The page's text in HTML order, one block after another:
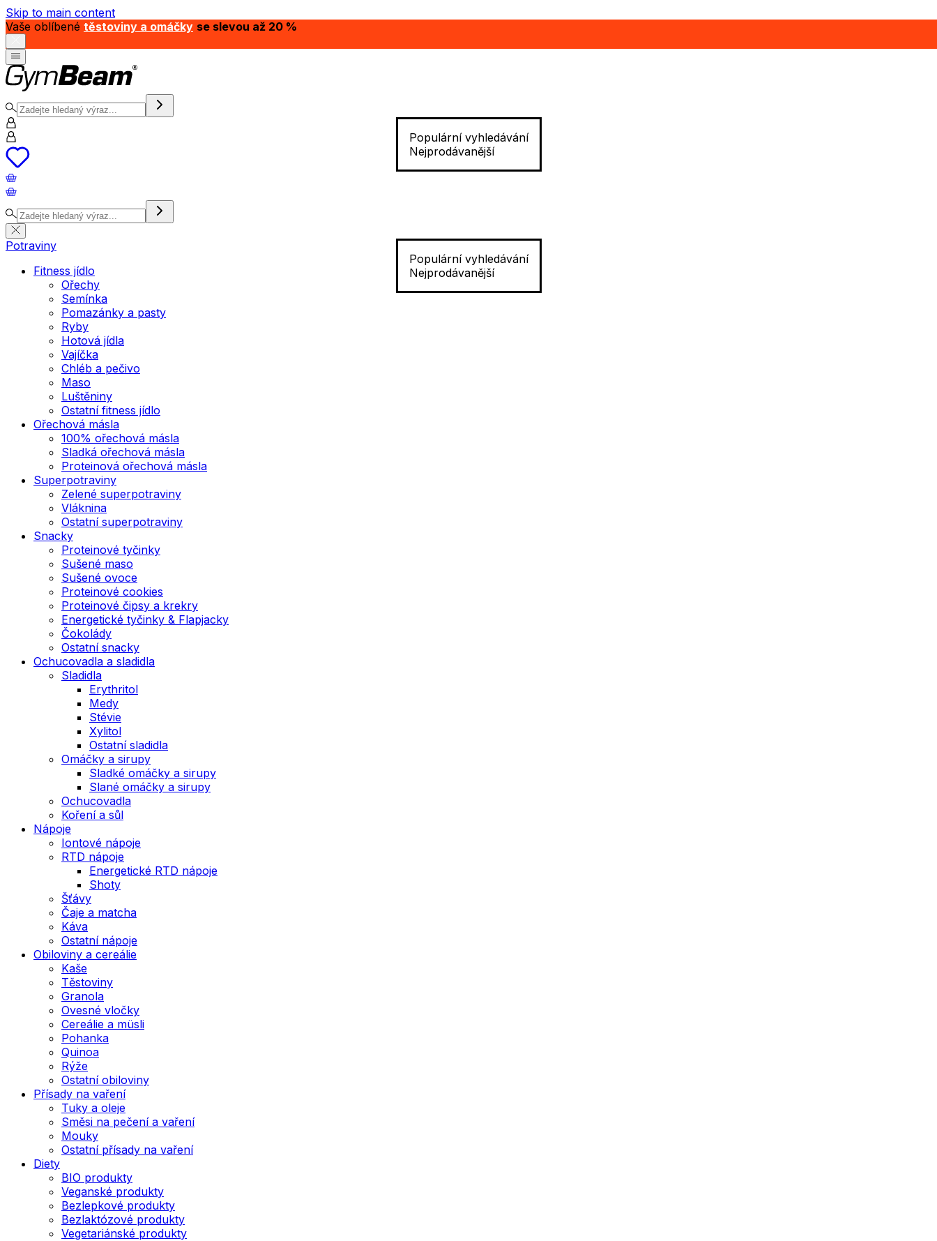
Skip to main content
Vaše oblíbené těstoviny a omáčky se slevou až 20 %
Populární vyhledávání
Nejprodávanější
Populární vyhledávání
Nejprodávanější
Potraviny
Fitness jídlo
Ořechy
Semínka
Pomazánky a pasty
Ryby
Hotová jídla
Vajíčka
Chléb a pečivo
Maso
Luštěniny
Ostatní fitness jídlo
Ořechová másla
100% ořechová másla
Sladká ořechová másla
Proteinová ořechová másla
Superpotraviny
Zelené superpotraviny
Vláknina
Ostatní superpotraviny
Snacky
Proteinové tyčinky
Sušené maso
Sušené ovoce
Proteinové cookies
Proteinové čipsy a krekry
Energetické tyčinky & Flapjacky
Čokolády
Ostatní snacky
Ochucovadla a sladidla
Sladidla
Erythritol
Medy
Stévie
Xylitol
Ostatní sladidla
Omáčky a sirupy
Sladké omáčky a sirupy
Slané omáčky a sirupy
Ochucovadla
Koření a sůl
Nápoje
Iontové nápoje
RTD nápoje
Energetické RTD nápoje
Shoty
Šťávy
Čaje a matcha
Káva
Ostatní nápoje
Obiloviny a cereálie
Kaše
Těstoviny
Granola
Ovesné vločky
Cereálie a müsli
Pohanka
Quinoa
Rýže
Ostatní obiloviny
Přísady na vaření
Tuky a oleje
Směsi na pečení a vaření
Mouky
Ostatní přísady na vaření
Diety
BIO produkty
Veganské produkty
Bezlepkové produkty
Bezlaktózové produkty
Vegetariánské produkty